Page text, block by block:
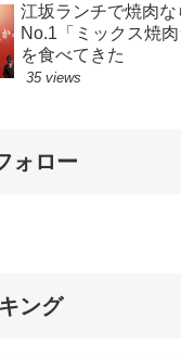
江坂ランチで焼肉
No.1「ミックス焼肉
を食べてきた
35 views
ォロー
ング